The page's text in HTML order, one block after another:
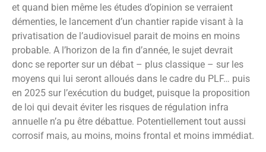
et quand bien même les études d’opinion se verraient
démenties, le lancement d’un chantier rapide visant à la
privatisation de l’audiovisuel parait de moins en moins
probable. A l’horizon de la fin d’année, le sujet devrait
donc se reporter sur un débat – plus classique – sur les
moyens qui lui seront alloués dans le cadre du PLF… puis
en 2025 sur l’exécution du budget, puisque la proposition
de loi qui devait éviter les risques de régulation infra
annuelle n’a pu être débattue. Potentiellement tout aussi
corrosif mais, au moins, moins frontal et moins immédiat.